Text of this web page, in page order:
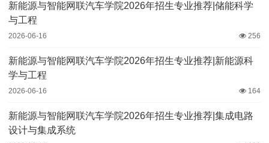
新能源与智能网联汽车学院2026年招生专业推荐|储能科学
与工程
2026-06-16 256
新能源与智能网联汽车学院2026年招生专业推荐|新能源科
学与工程
2026-06-16 164
新能源与智能网联汽车学院2026年招生专业推荐|集成电路
设计与集成系统